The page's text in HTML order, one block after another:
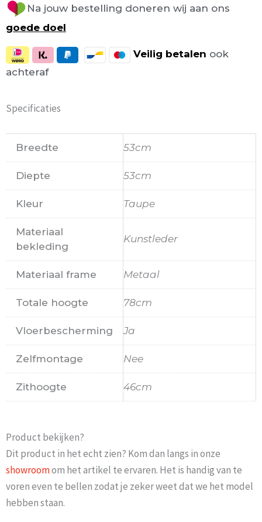
Na jouw bestelling doneren wij aan ons
goede doel
Veilig betalen ook
achteraf
Specificaties
Breedte 53cm
Diepte 53cm
Kleur Taupe
Materiaal
bekleding
Kunstleder
Materiaal frame Metaal
Totale hoogte 78cm
Vloerbescherming Ja
Zelfmontage Nee
Zithoogte 46cm
Product bekijken?
Dit product in het echt zien? Kom dan langs in onze
showroomom het artikel te ervaren. Het is handig van te
voren even te bellen zodat je zeker weet dat we het model
hebben staan.